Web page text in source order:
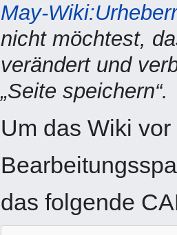
May-
nicht möchtest,
verändert und
„Seite speichern“.
Um das Wiki
das folgende